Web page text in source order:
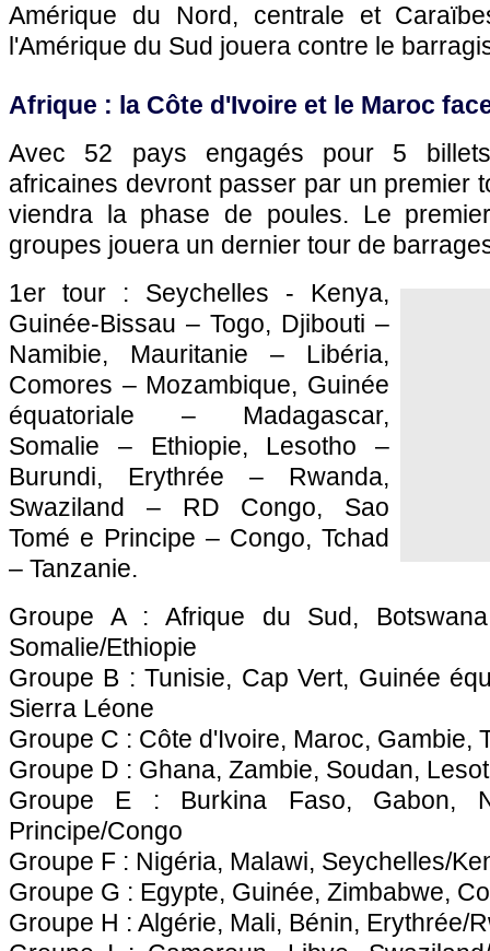
Amérique du Nord, centrale et
l'Amérique du Sud jouera contre le
Afrique : la Côte d'Ivoire et le Maroc
Avec 52 pays engagés pour 5
africaines devront passer par un premier
viendra la phase de poules. Le
groupes jouera un dernier tour de
1er tour : Seychelles - Kenya,
Guinée-Bissau – Togo, Djibouti –
Namibie, Mauritanie – Libéria,
Comores – Mozambique, Guinée
équatoriale – Madagascar,
Somalie – Ethiopie, Lesotho –
Burundi, Erythrée – Rwanda,
Swaziland – RD Congo, Sao
Tomé e Principe – Congo, Tchad
– Tanzanie.
Groupe A : Afrique du Sud,
Somalie/Ethiopie
Groupe B : Tunisie, Cap Vert, Guinée
Sierra Léone
Groupe C : Côte d'Ivoire, Maroc, Gambie,
Groupe D : Ghana, Zambie, Soudan,
Groupe E : Burkina Faso, Gabon,
Principe/Congo
Groupe F : Nigéria, Malawi, Seychelles/
Groupe G : Egypte, Guinée, Zimbabwe,
Groupe H : Algérie, Mali, Bénin, Erythrée/